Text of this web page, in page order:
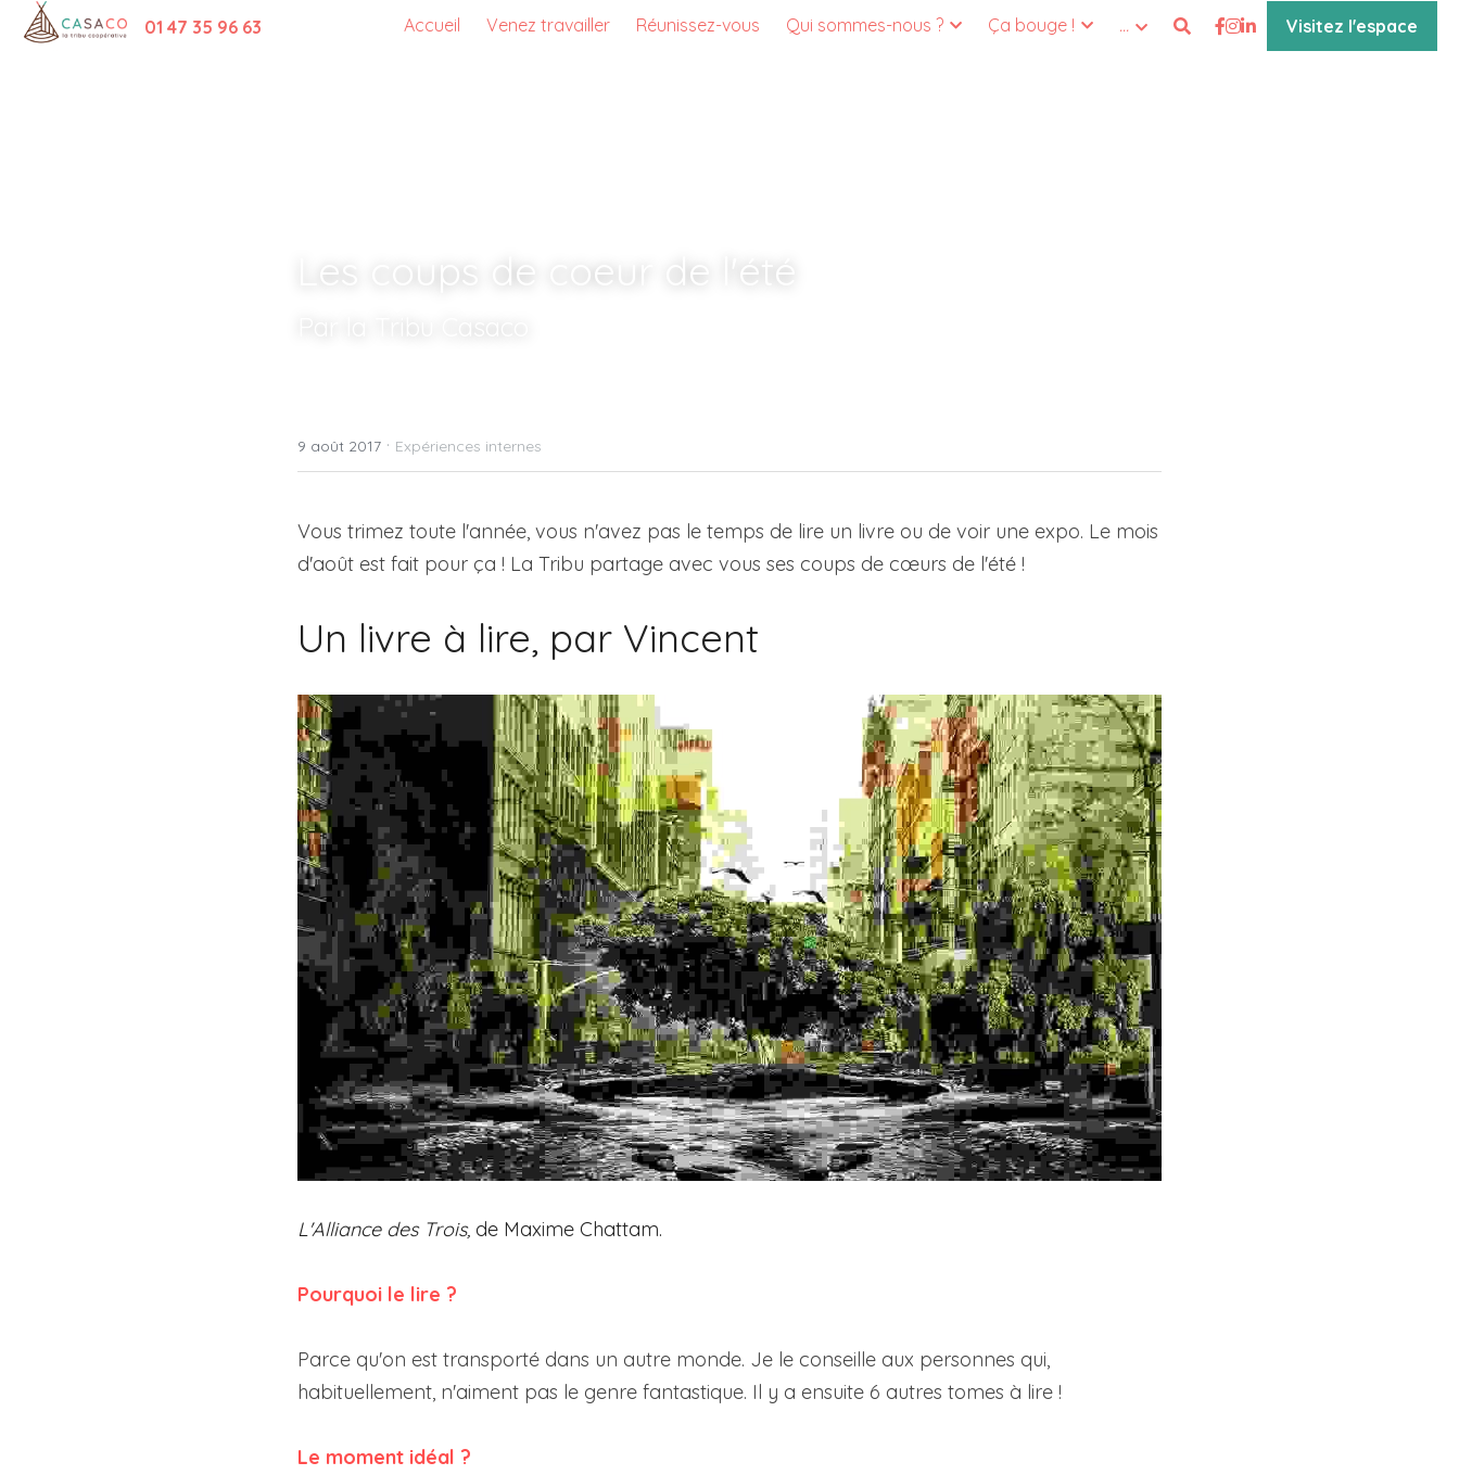
01 47 35 96 63 Accueil Venez travailler Réunissez-vous Qui sommes-nous ? Ça bouge ! … Visitez l'espace
Les coups de coeur de l'été
9 août 2017 · Expériences internes
Vous trimez toute l'année, vous n'avez pas le temps de lire un livre ou de voir une expo. Le mois
d'août est fait pour ça ! La Tribu partage avec vous ses coups de cœurs de l'été !
Un livre à lire, par Vincent
L'Alliance des Trois, de Maxime Chattam.
Pourquoi le lire ?
Parce qu'on est transporté dans un autre monde. Je le conseille aux personnes qui,
habituellement, n'aiment pas le genre fantastique. Il y a ensuite 6 autres tomes à lire !
Le moment idéal ?